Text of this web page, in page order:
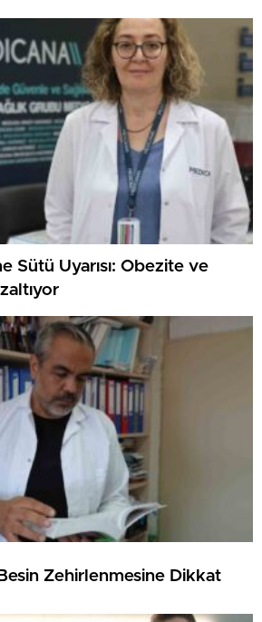
Sütü Uyarısı: Obezite ve
Zehirlenmesine Dikkat